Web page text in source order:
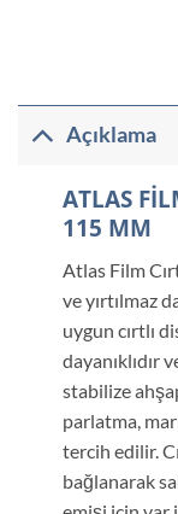
Açıklama
ATLAS
115 MM
Atlas Film
ve yırtılmaz
uygun cırtlı
dayanıklıdır
stabilize
parlatma,
tercih edilir.
bağlanarak